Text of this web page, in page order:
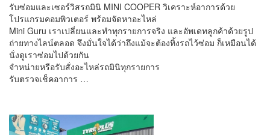
รับซ่อมและเซอร์วิสรถมินิ MINI COOPER วิเคราะห์อาการด้วย
โปรแกรมคอมพิวเตอร์ พร้อมจัดหาอะไหล่
Mini Guru เราเปลี่ยนและทำทุกรายการจริง และอัพเดทลูกค้าด้วยรูป
ถ่ายทางไลน์ตลอด จึงมั่นใจได้ว่าถึงแม้จะต้องทิ้งรถไว้ซ่อม ก็เหมือนได้
นั่งดูเราซ่อมไปด้วยกัน
จำหน่ายหรือรับสั่งอะไหล่รถมินิทุกรายการ
รับตรวจเช็คอาการ …